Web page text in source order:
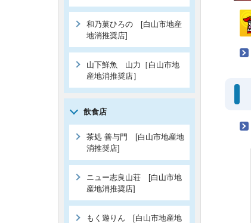
和乃菓ひろの [白山市地産
地消推奨店]
山下鮮魚 山力［白山市地
産地消推奨店］
飲食店
茶処 善与門 [白山市地産地
消推奨店]
ニュー志良山荘 [白山市地
産地消推奨店]
もく遊りん [白山市地産地